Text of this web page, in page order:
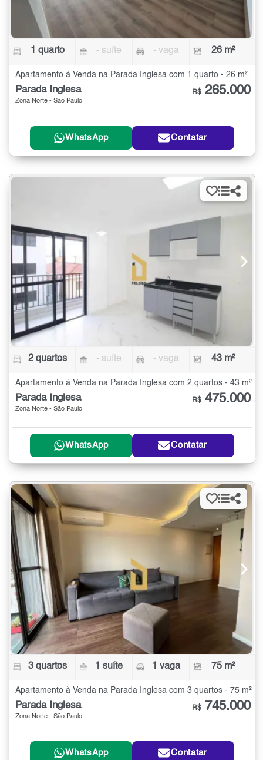
1 quarto - suíte - vaga 26 m²
Apartamento à Venda na Parada Inglesa com 1 quarto - 26 m²
Parada Inglesa
Zona Norte - São Paulo
R$ 265.000
WhatsApp Contatar
2 quartos - suíte - vaga 43 m²
Apartamento à Venda na Parada Inglesa com 2 quartos - 43 m²
Parada Inglesa
Zona Norte - São Paulo
R$ 475.000
WhatsApp Contatar
3 quartos 1 suíte 1 vaga 75 m²
Apartamento à Venda na Parada Inglesa com 3 quartos - 75 m²
Parada Inglesa
Zona Norte - São Paulo
R$ 745.000
WhatsApp Contatar